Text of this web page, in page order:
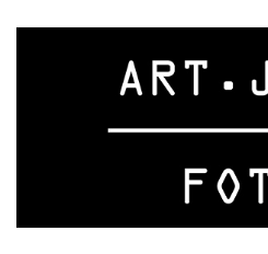
Online
mogę Ci pomóc?